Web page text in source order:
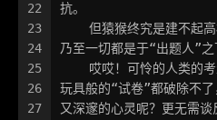
22
23
24
25
26
27
抗。
但猿猴终究是建不起
乃至一切都是于“出题人”之
哎哎！可怜的人类的
玩具般的“试卷”都破除不
又深邃的心灵呢？更无需谈